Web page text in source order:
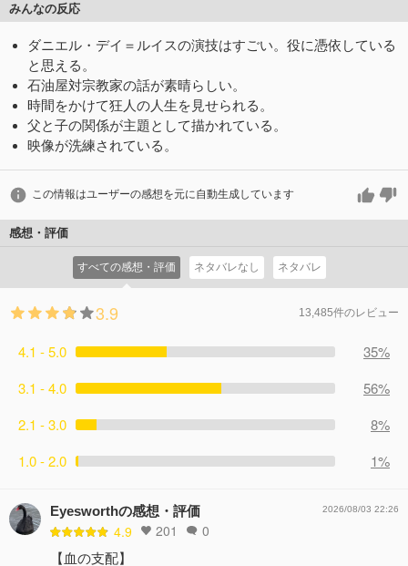
みんなの反応
ダニエル・デイ＝ルイスの演技はすごい。役に憑依している
と思える。
石油屋対宗教家の話が素晴らしい。
時間をかけて狂人の人生を見せられる。
父と子の関係が主題として描かれている。
映像が洗練されている。
この情報はユーザーの感想を元に自動生成しています
感想・評価
すべての感想・評価 ネタバレなし ネタバレ
3.9 13,485件のレビュー
4.1 - 5.0
35%
3.1 - 4.0
56%
2.1 - 3.0
8%
1.0 - 2.0
1%
Eyesworthの感想・評価
4.9 201 0
2026/08/03 22:26
【血の支配】